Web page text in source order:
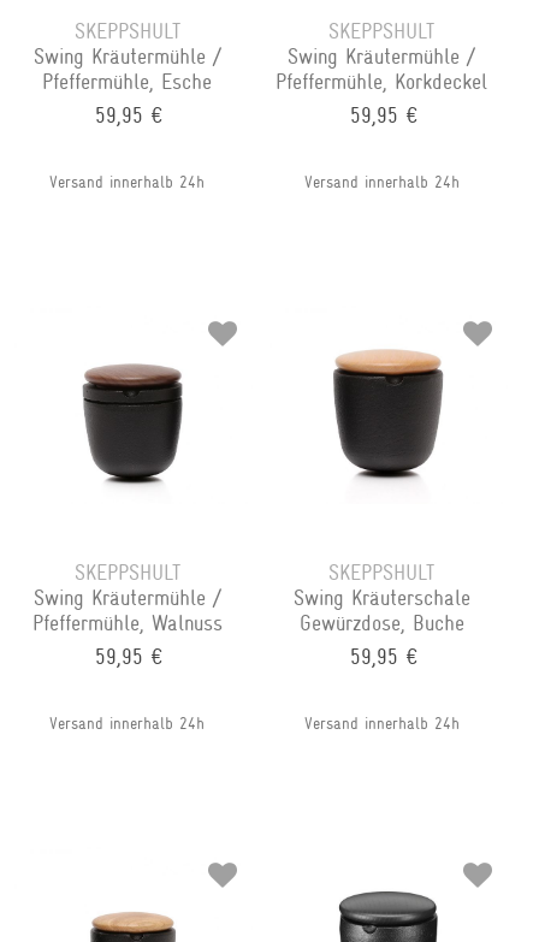
SKEPPSHULT
Swing Kräutermühle /
Pfeffermühle, Esche
59,95 €
Versand innerhalb 24h
SKEPPSHULT
Swing Kräutermühle /
Pfeffermühle, Korkdeckel
59,95 €
Versand innerhalb 24h
SKEPPSHULT
Swing Kräutermühle /
Pfeffermühle, Walnuss
59,95 €
Versand innerhalb 24h
SKEPPSHULT
Swing Kräuterschale
Gewürzdose, Buche
59,95 €
Versand innerhalb 24h